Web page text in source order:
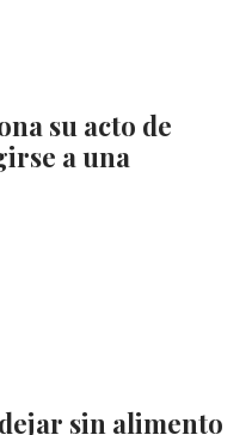
su acto de
a una
sin alimento